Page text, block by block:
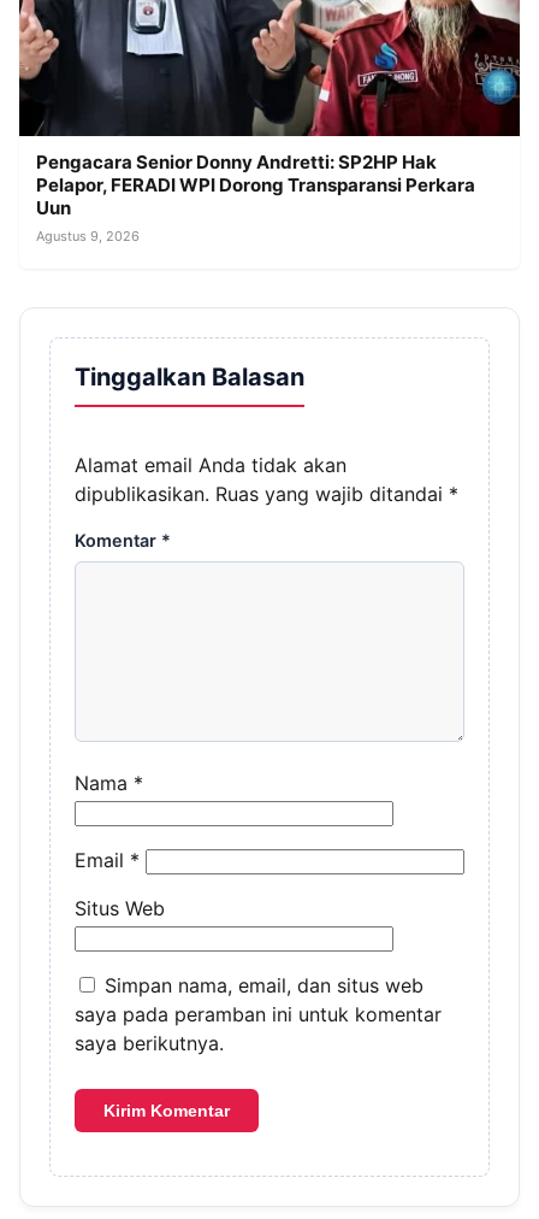
Pengacara Senior Donny Andretti: SP2HP Hak
Pelapor, FERADI WPI Dorong Transparansi Perkara
Uun
Agustus 9, 2026
Tinggalkan Balasan
Alamat email Anda tidak akan
dipublikasikan. Ruas yang wajib ditandai *
Komentar *
Nama *
Email *
Situs Web
Simpan nama, email, dan situs web
saya pada peramban ini untuk komentar
saya berikutnya.